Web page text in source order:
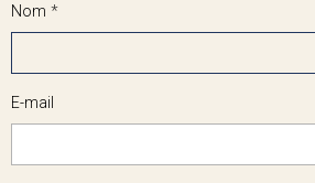
Nom
E-mail